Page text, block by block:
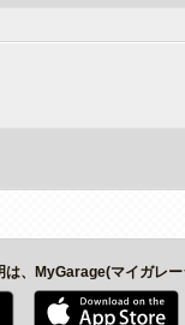
は、MyGarage(マイガレ